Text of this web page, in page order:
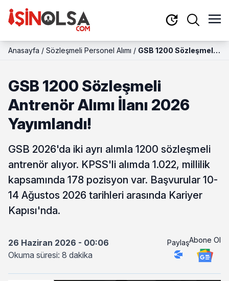
Anasayfa / Sözleşmeli Personel Alımı / GSB 1200 Sözleşmeli
GSB 1200 Sözleşmeli
Antrenör Alımı İlanı 2026
Yayımlandı!
GSB 2026'da iki ayrı alımla 1200 sözleşmeli
antrenör alıyor. KPSS'li alımda 1.022, millilik
kapsamında 178 pozisyon var. Başvurular 10-
14 Ağustos 2026 tarihleri arasında Kariyer
Kapısı'nda.
26 Haziran 2026 - 00:06
Okuma süresi: 8 dakika
PaylaşAbone Ol